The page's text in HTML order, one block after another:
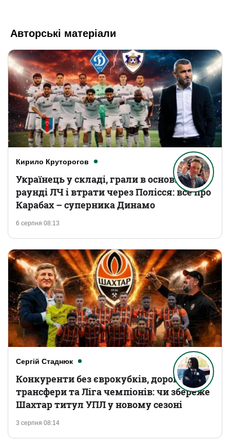
Авторські матеріали
Кирило Круторогов
6 серпня 08:13
Українець у складі, грали в основному
раунді ЛЧ і втрати через Полісся: все про
Карабах – суперника Динамо
Сергій Стаднюк
3 серпня 08:14
Конкуренти без єврокубків, дорогі
трансфери та Ліга чемпіонів: чи збереже
Шахтар титул УПЛ у новому сезоні